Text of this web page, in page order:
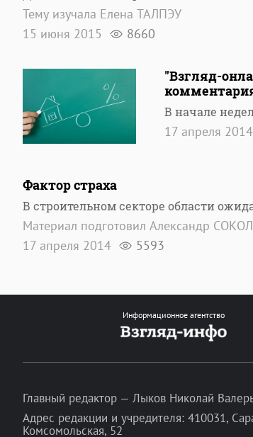
Тему изучала Елена ТАЛПЭУ
15 июня 2015
8660
"Взгляд-
В начале
17 апреля 2014
Фактор страха
В строительном секторе области
Материал подготовил Александр
17 апреля 2014
5593
Информационное агентство
Главный редактор — Лыков Николай
Адрес редакции и учредителя: 410031,
Комсомольская, 52